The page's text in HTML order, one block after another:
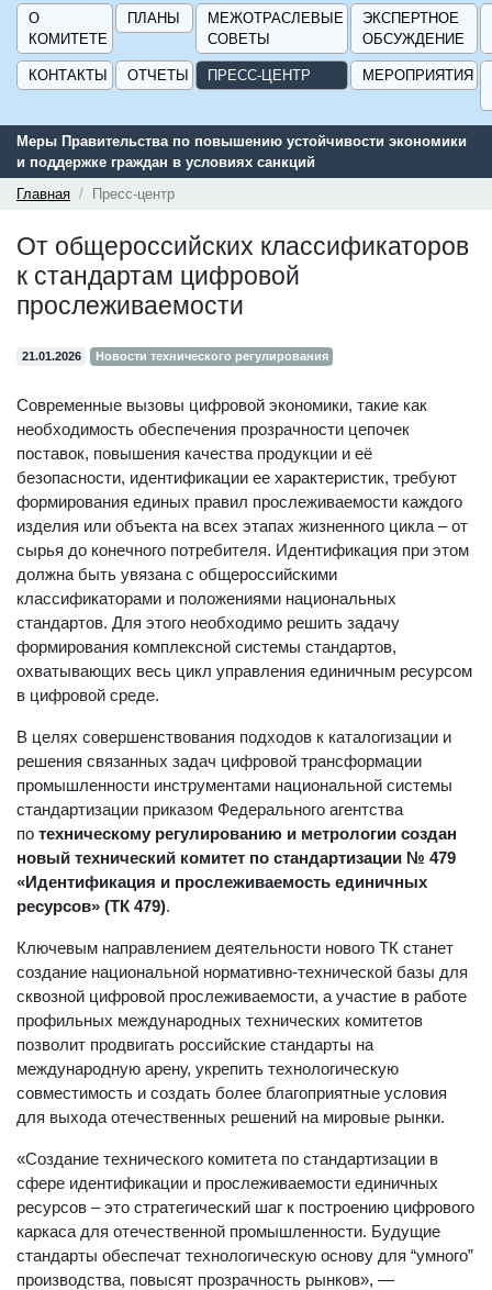
О
КОМИТЕТЕ
ПЛАНЫ
МЕЖОТРАСЛЕВЫЕ
СОВЕТЫ
ЭКСПЕРТНОЕ
ОБСУЖДЕНИЕ
КОНТАКТЫ ОТЧЕТЫ ПРЕСС-ЦЕНТР МЕРОПРИЯТИЯ
Меры Правительства по повышению устойчивости экономики
и поддержке граждан в условиях санкций
Главная
Пресс-центр
От общероссийских классификаторов
к стандартам цифровой
прослеживаемости
21.01.2026 Новости технического регулирования
Современные вызовы цифровой экономики, такие как
необходимость обеспечения прозрачности цепочек
поставок, повышения качества продукции и её
безопасности, идентификации ее характеристик, требуют
формирования единых правил прослеживаемости каждого
изделия или объекта на всех этапах жизненного цикла – от
сырья до конечного потребителя. Идентификация при этом
должна быть увязана с общероссийскими
классификаторами и положениями национальных
стандартов. Для этого необходимо решить задачу
формирования комплексной системы стандартов,
охватывающих весь цикл управления единичным ресурсом
в цифровой среде.
В целях совершенствования подходов к каталогизации и
решения связанных задач цифровой трансформации
промышленности инструментами национальной системы
стандартизации приказом Федерального агентства
по техническому регулированию и метрологии создан
новый технический комитет по стандартизации № 479
«Идентификация и прослеживаемость единичных
ресурсов» (ТК 479).
Ключевым направлением деятельности нового ТК станет
создание национальной нормативно-технической базы для
сквозной цифровой прослеживаемости, а участие в работе
профильных международных технических комитетов
позволит продвигать российские стандарты на
международную арену, укрепить технологическую
совместимость и создать более благоприятные условия
для выхода отечественных решений на мировые рынки.
«Создание технического комитета по стандартизации в
сфере идентификации и прослеживаемости единичных
ресурсов – это стратегический шаг к построению цифрового
каркаса для отечественной промышленности. Будущие
стандарты обеспечат технологическую основу для “умного”
производства, повысят прозрачность рынков», —